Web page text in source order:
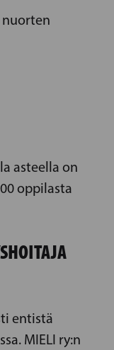
asteella on
oppilasta
entistä
MIELI ry:n